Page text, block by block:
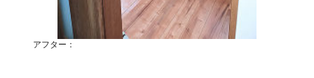
アフター：